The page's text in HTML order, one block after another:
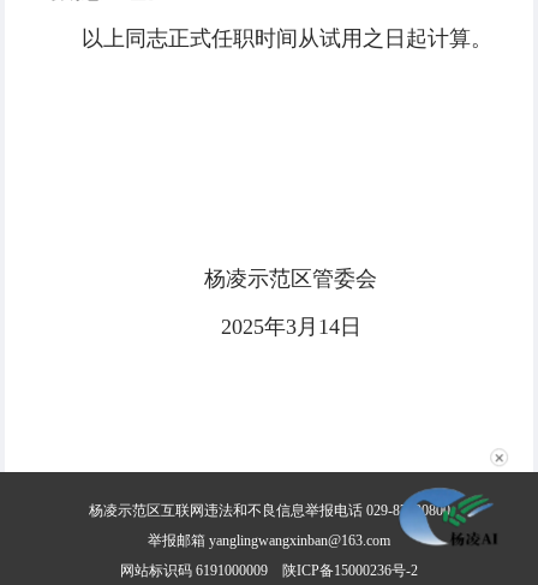
以上同志正式任职时间从试用之日起计算。
杨凌示范区管委会
2025年3月14日
杨凌示范区互联网违法和不良信息举报电话 029-87030800
举报邮箱 yanglingwangxinban@163.com
网站标识码 6191000009
陕ICP备15000236号-2
✕